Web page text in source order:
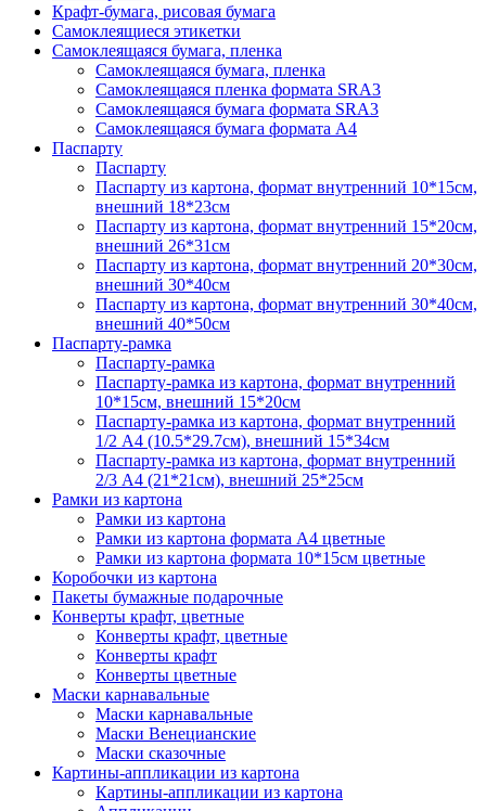
Крафт-бумага, рисовая бумага
Самоклеящиеся этикетки
Самоклеящаяся бумага, пленка
Самоклеящаяся бумага, пленка
Самоклеящаяся пленка формата SRА3
Самоклеящаяся бумага формата SRА3
Самоклеящаяся бумага формата А4
Паспарту
Паспарту
Паспарту из картона, формат внутренний 10*15см,
внешний 18*23см
Паспарту из картона, формат внутренний 15*20см,
внешний 26*31см
Паспарту из картона, формат внутренний 20*30см,
внешний 30*40см
Паспарту из картона, формат внутренний 30*40см,
внешний 40*50см
Паспарту-рамка
Паспарту-рамка
Паспарту-рамка из картона, формат внутренний
10*15см, внешний 15*20см
Паспарту-рамка из картона, формат внутренний
1/2 А4 (10.5*29.7см), внешний 15*34см
Паспарту-рамка из картона, формат внутренний
2/3 А4 (21*21см), внешний 25*25см
Рамки из картона
Рамки из картона
Рамки из картона формата А4 цветные
Рамки из картона формата 10*15см цветные
Коробочки из картона
Пакеты бумажные подарочные
Конверты крафт, цветные
Конверты крафт, цветные
Конверты крафт
Конверты цветные
Маски карнавальные
Маски карнавальные
Маски Венецианские
Маски сказочные
Картины-аппликации из картона
Картины-аппликации из картона